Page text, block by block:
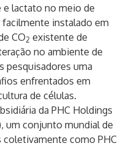
lactato no meio de
instalado em
CO2 existente de
no ambiente de
pesquisadores uma
enfrentados em
de células.
da PHC Holdings
um conjunto mundial de
coletivamente como PHC